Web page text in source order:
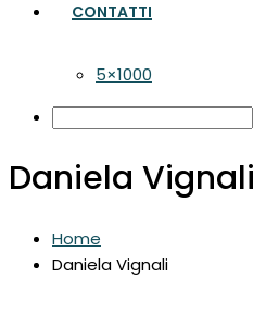
CONTATTI
5×1000
Daniela Vignali
Home
Daniela Vignali